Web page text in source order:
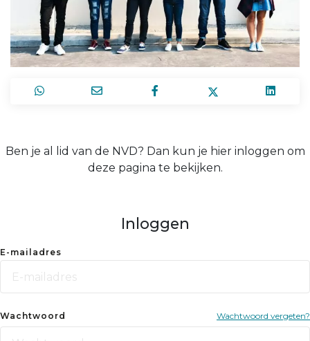
Ben je al lid van de NVD? Dan kun je hier inloggen om
deze pagina te bekijken.
Inloggen
E-mailadres
Wachtwoord Wachtwoord vergeten?